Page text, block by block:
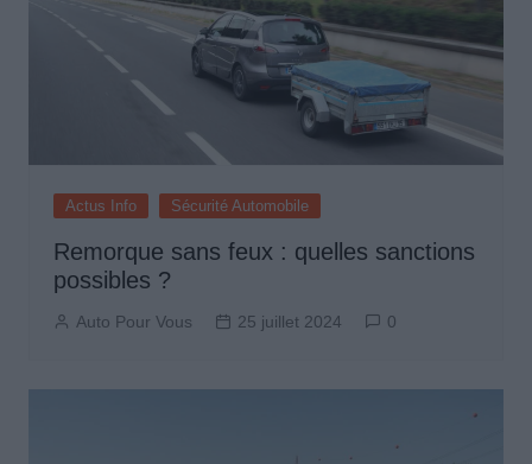
Actus Info Sécurité Automobile
Remorque sans feux : quelles sanctions
possibles ?
Auto Pour Vous 25 juillet 2024 0